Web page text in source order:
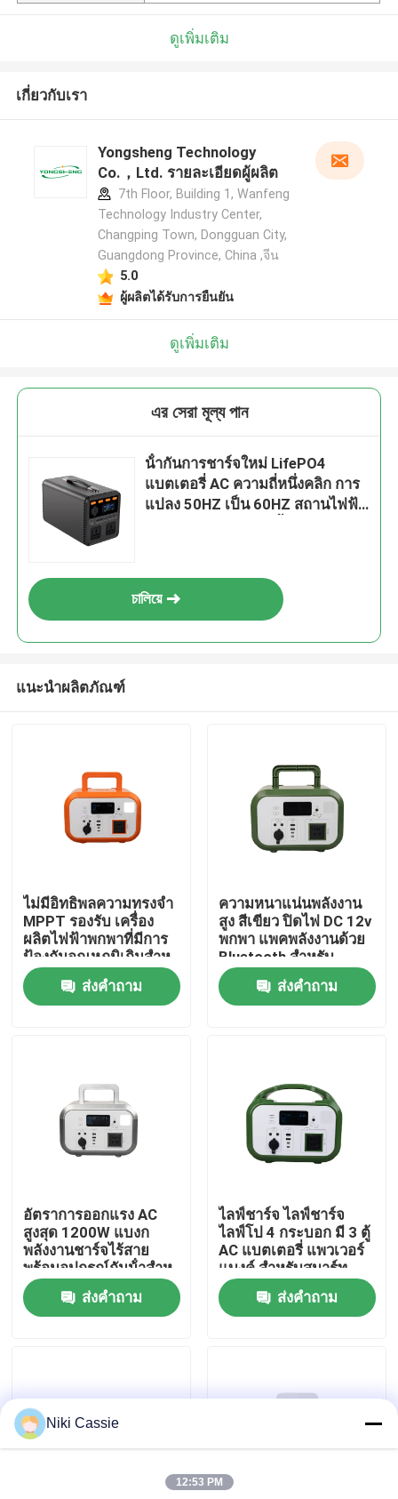
เกี่ยวกับเรา
ทัวร์โรงงาน
ควบคุมคุณภาพ
ติดต่อเรา
ขอใบเสนอราคา
สถานีไฟฟ้าพลังงานแสงอาทิตย์แบบพกพา
ดูเพิ่มเติม
เกี่ยวกับเรา
Yongsheng Technology
Co.，Ltd. รายละเอียดผู้ผลิต
7th Floor, Building 1, Wanfeng
Technology Industry Center,
Changping Town, Dongguan City,
Guangdong Province, China ,จีน
5.0
ผู้ผลิตได้รับการยืนยัน
ดูเพิ่มเติม
এর সেরা মূল্য পান
น้ํากันการชาร์จใหม่ LifePO4
แบตเตอรี่ AC ความถี่หนึ่งคลิก การ
แปลง 50HZ เป็น 60HZ สถานไฟฟ้า
চালিয়ে
แนะนำผลิตภัณฑ์
ไม่มีอิทธิพลความทรงจํา
MPPT รองรับ เครื่อง
ผลิตไฟฟ้าพกพาที่มีการ
ป้องกันอุณหภูมิเกินสําห
รับการช่วยเหลือภัยพิบัติ
ส่งคำถาม
ความหนาแน่นพลังงาน
สูง สีเขียว ปิดไฟ DC 12v
พกพา แพคพลังงานด้วย
Bluetooth สําหรับ
Drone
ส่งคำถาม
อัตราการออกแรง AC
สูงสุด 1200W แบงก
พลังงานชาร์จไร้สาย
พร้อมอุปกรณ์กันน้ําสําห
รับสมาร์ทโฟน
ส่งคำถาม
ไลฟ์ชาร์จ ไลฟ์ชาร์จ
ไลฟ์โป 4 กระบอก มี 3 ตู้
AC แบตเตอรี่ แพวเวอร์
แบงค์ สําหรับสมาร์ท
โฟน
ส่งคำถาม
Niki Cassie
12:53 PM